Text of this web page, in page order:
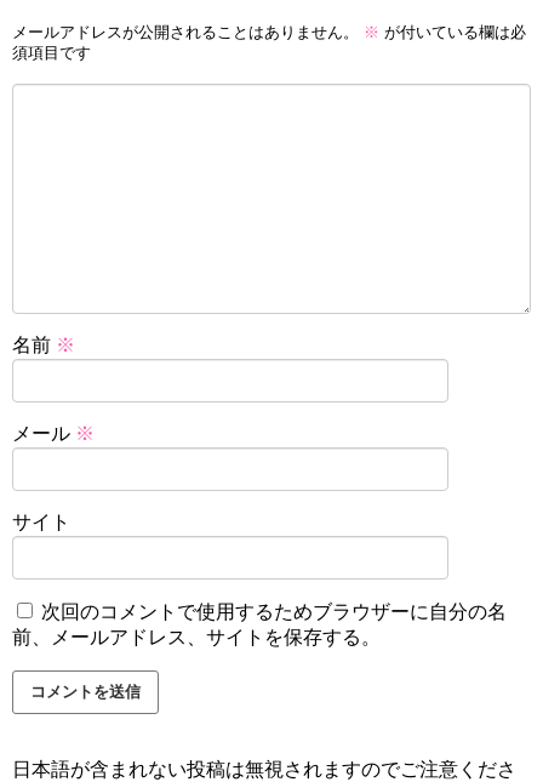
メールアドレスが公開されることはありません。 ※ が付いている欄は必
須項目です
名前 ※
メール ※
サイト
次回のコメントで使用するためブラウザーに自分の名
前、メールアドレス、サイトを保存する。
日本語が含まれない投稿は無視されますのでご注意くださ